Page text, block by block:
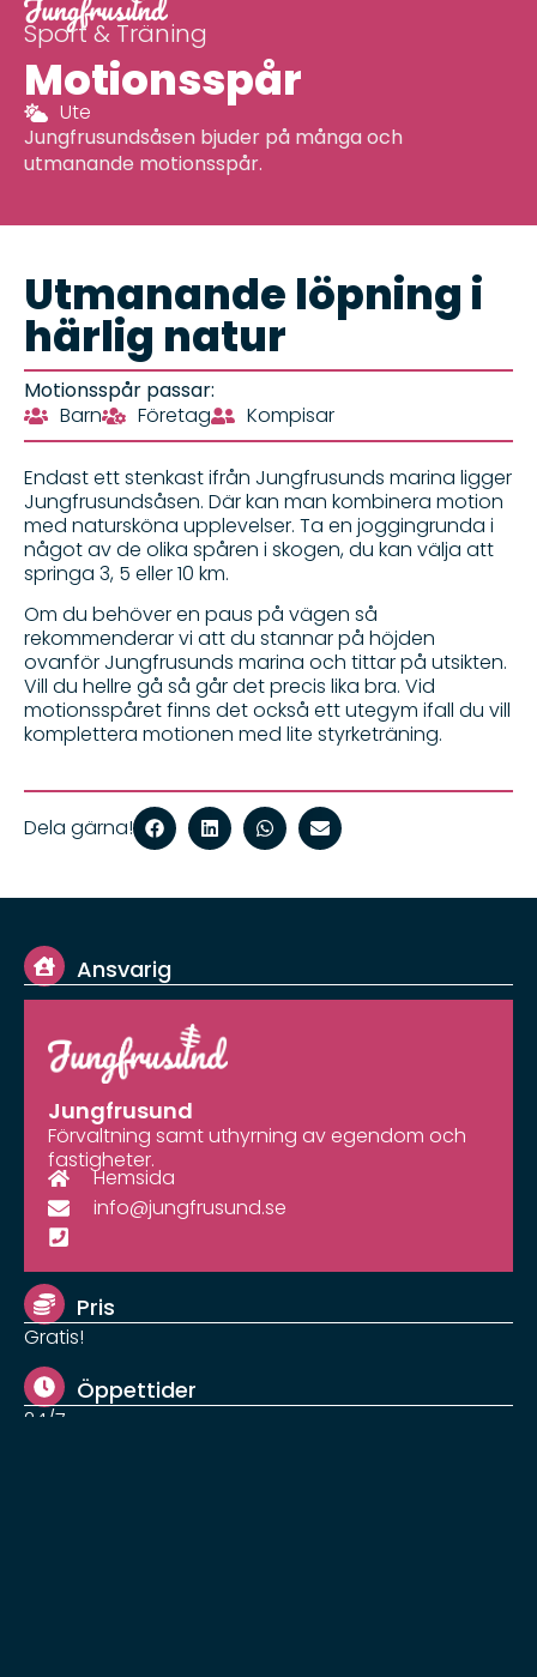
Sport & Träning
Motionsspår
Ute
Jungfrusundsåsen bjuder på många och
utmanande motionsspår.
Utmanande löpning i
härlig natur
Motionsspår passar:
Barn
Företag Kompisar
Endast ett stenkast ifrån Jungfrusunds marina ligger
Jungfrusundsåsen. Där kan man kombinera motion
med natursköna upplevelser. Ta en joggingrunda i
något av de olika spåren i skogen, du kan välja att
springa 3, 5 eller 10 km.
Om du behöver en paus på vägen så
rekommenderar vi att du stannar på höjden
ovanför Jungfrusunds marina och tittar på utsikten.
Vill du hellre gå så går det precis lika bra. Vid
motionsspåret finns det också ett utegym ifall du vill
komplettera motionen med lite styrketräning.
Dela gärna!
Ansvarig
Jungfrusund
Förvaltning samt uthyrning av egendom och
fastigheter.
Hemsida
info@jungfrusund.se
Pris
Gratis!
Öppettider
24/7